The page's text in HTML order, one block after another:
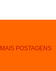
MAIS POSTAGENS